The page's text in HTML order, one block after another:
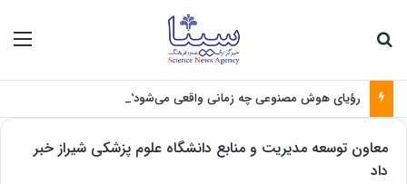
رؤیای هوش مصنوعی چه زمانی واقعی می‌شود؟
معاون توسعه مدیریت و منابع دانشگاه علوم پزشکی شیراز خبر
داد